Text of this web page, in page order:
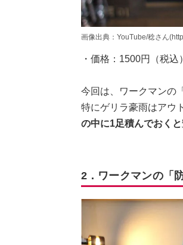
画像出典：YouTube/稔さん
・価格：1500円（税込）
今回は、ワークマンの
特にゲリラ豪雨はアウ
の中に1足積んでおく
2．ワークマンの「